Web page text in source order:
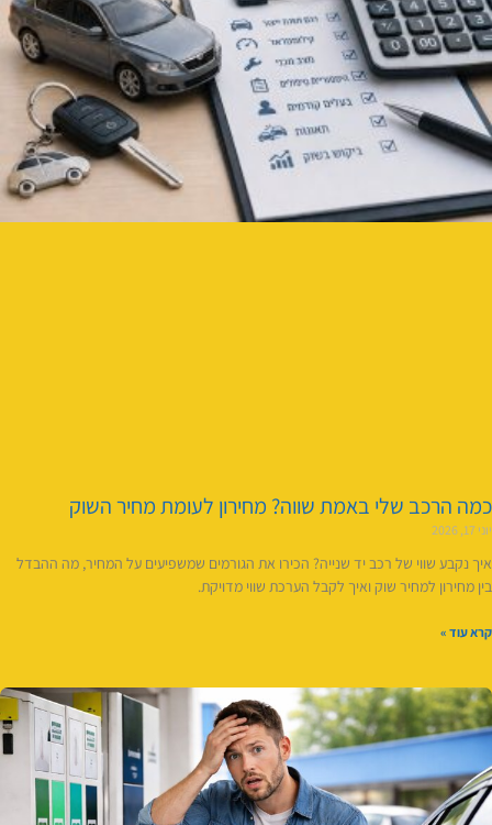
כמה הרכב שלי באמת שווה? מחירון לעומת מחיר השוק
יוני 17, 2026
איך נקבע שווי של רכב יד שנייה? הכירו את הגורמים שמשפיעים על המחיר, מה ההבדל
בין מחירון למחיר שוק ואיך לקבל הערכת שווי מדויקת.
קרא עוד »